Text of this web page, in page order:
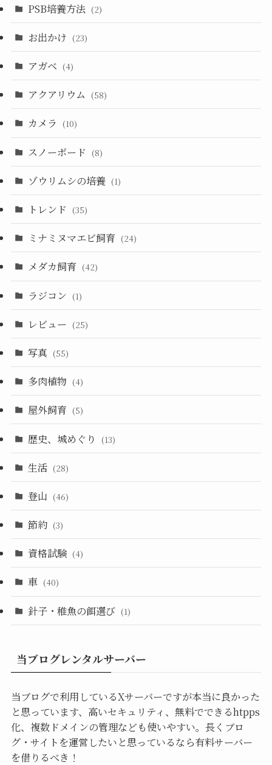
PSB培養方法 (2)
お出かけ (23)
アガベ (4)
アクアリウム (58)
カメラ (10)
スノーボード (8)
ゾウリムシの培養 (1)
トレンド (35)
ミナミヌマエビ飼育 (24)
メダカ飼育 (42)
ラジコン (1)
レビュー (25)
写真 (55)
多肉植物 (4)
屋外飼育 (5)
歴史、城めぐり (13)
生活 (28)
登山 (46)
節約 (3)
資格試験 (4)
車 (40)
針子・稚魚の餌選び (1)
当ブログレンタルサーバー
当ブログで利用しているXサーバーですが本当に良かった
と思っています、高いセキュリティ、無料でできるhtpps
化、複数ドメインの管理なども使いやすい。長くブロ
グ・サイトを運営したいと思っているなら有料サーバー
を借りるべき！